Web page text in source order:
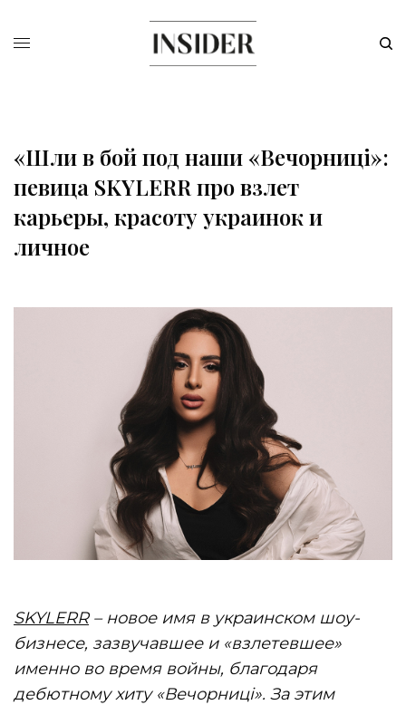
«Шли в бой под наши «Вечорниці»:
певица SKYLERR про взлет
карьеры, красоту украинок и
личное
SKYLERR– новое имя в украинском шоу-
бизнесе, зазвучавшее и «взлетевшее»
именно во время войны, благодаря
дебютному хиту «Вечорниці». За этим